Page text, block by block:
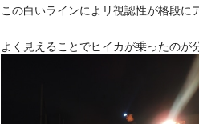
この白いラインによリ視認性が格段に
よく見えることでヒイカが乗ったのが